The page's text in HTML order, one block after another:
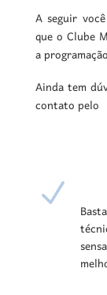
A seguir
que o Clube
a
Ainda tem
contato pelo
N